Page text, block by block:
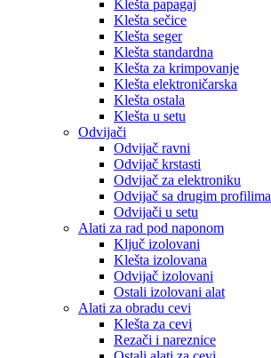
Klešta papagaj
Klešta sečice
Klešta seger
Klešta standardna
Klešta za krimpovanje
Klešta elektroničarska
Klešta ostala
Klešta u setu
Odvijači
Odvijač ravni
Odvijač krstasti
Odvijač za elektroniku
Odvijač sa drugim profilima
Odvijači u setu
Alati za rad pod naponom
Ključ izolovani
Klešta izolovana
Odvijač izolovani
Ostali izolovani alat
Alati za obradu cevi
Klešta za cevi
Rezači i nareznice